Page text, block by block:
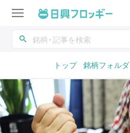
トップ 銘柄フォルダ
search